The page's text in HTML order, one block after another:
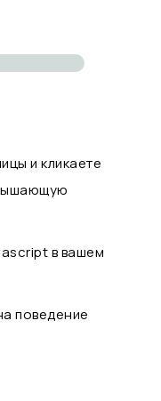
и кликаете
в вашем
поведение